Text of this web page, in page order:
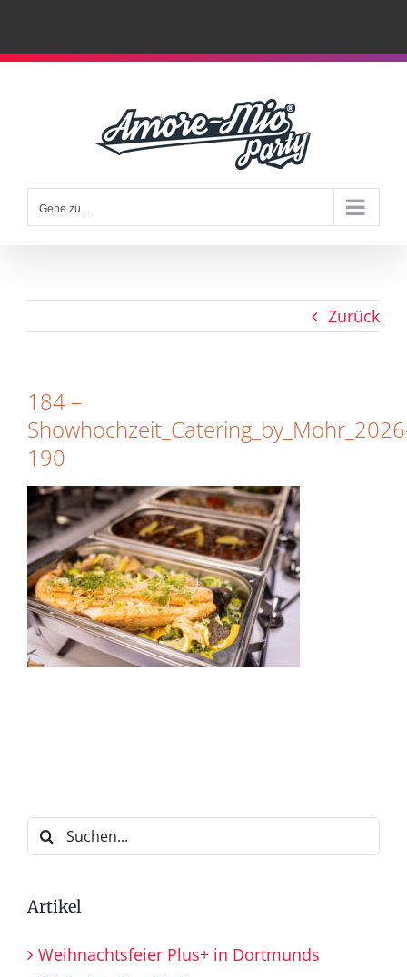
Zum
Gehe zu ...
Zurück
184 –
190
Suche
nach:
Artikel
Weihnachtsfeier Plus+ in Dortmunds